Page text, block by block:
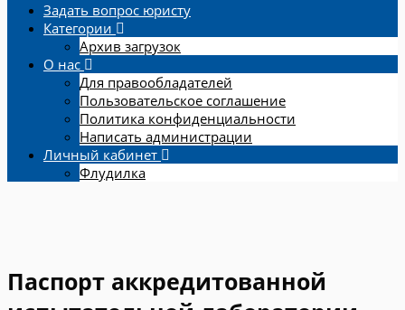
Задать вопрос юристу
Категории
Архив загрузок
О нас
Для правообладателей
Пользовательское соглашение
Политика конфиденциальности
Написать администрации
Личный кабинет
Флудилка
Паспорт аккредитованной